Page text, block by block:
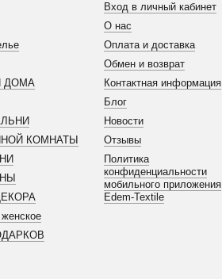
ДОМА
КОМНАТЫ
Вход в личный кабинет
О нас
Оплата и доставка
Обмен и возврат
Контактная информация
Блог
Новости
Отзывы
Политика
конфиденциальности
мобильного приложения
Edem-Textile